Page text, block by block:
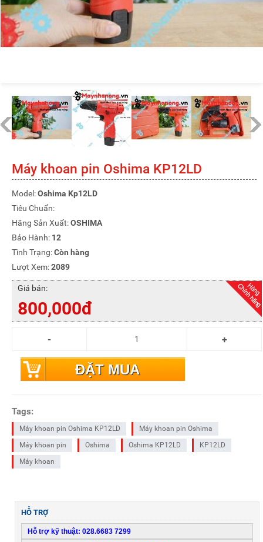
Máy khoan pin Oshima KP12LD
Model:Oshima Kp12LD
Tiêu Chuẩn:
Hãng Sản Xuất:OSHIMA
Bảo Hành: 12
Tình Trạng:Còn hàng
Lượt Xem:2089
Giá bán:
800,000đ
ĐẶT MUA
Tags:
Máy khoan pin Oshima KP12LD
Máy khoan pin Oshima
Máy khoan pin
Oshima Oshima KP12LD
KP12LD
Máy khoan
HỖ TRỢ
Hỗ trợ kỹ thuật: 028.6683 7299